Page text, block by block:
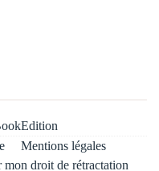
Mentions légales
mon droit de rétractation